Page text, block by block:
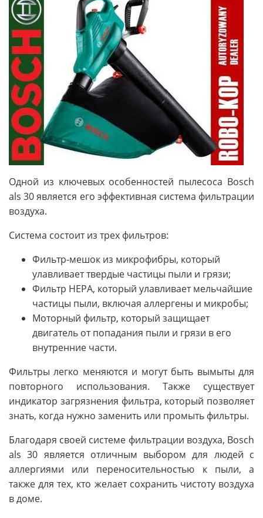
Одной из ключевых особенностей пылесоса Bosch
als 30 является его эффективная система фильтрации
воздуха.
Система состоит из трех фильтров:
Фильтр-мешок из микрофибры, который
улавливает твердые частицы пыли и грязи;
Фильтр HEPA, который улавливает мельчайшие
частицы пыли, включая аллергены и микробы;
Моторный фильтр, который защищает
двигатель от попадания пыли и грязи в его
внутренние части.
Фильтры легко меняются и могут быть вымыты для
повторного использования. Также существует
индикатор загрязнения фильтра, который позволяет
знать, когда нужно заменить или промыть фильтры.
Благодаря своей системе фильтрации воздуха, Bosch
als 30 является отличным выбором для людей с
аллергиями или переносительностью к пыли, а
также для тех, кто желает сохранить чистоту воздуха
в доме.